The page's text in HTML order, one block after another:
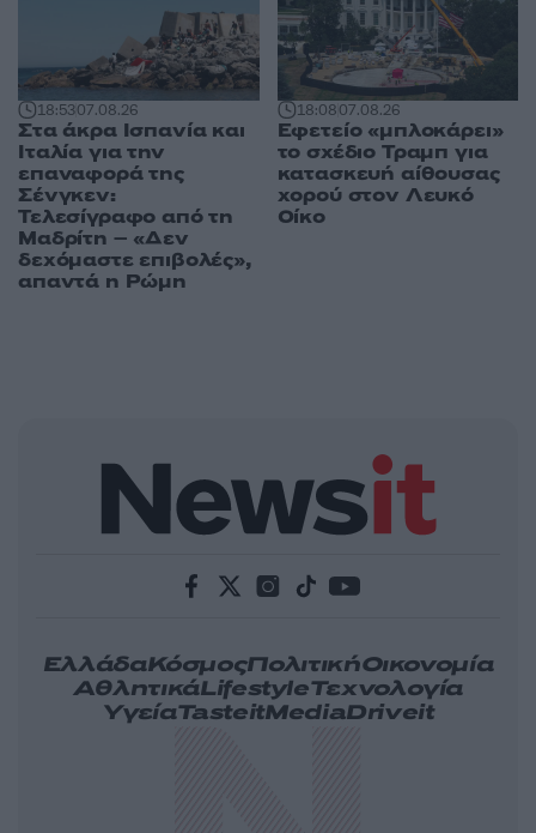
18:5307.08.26
Στα άκρα Ισπανία και
Ιταλία για την
επαναφορά της
Σένγκεν:
Τελεσίγραφο από τη
Μαδρίτη – «Δεν
δεχόμαστε επιβολές»,
απαντά η Ρώμη
18:0807.08.26
Εφετείο «μπλοκάρει»
το σχέδιο Τραμπ για
κατασκευή αίθουσας
χορού στον Λευκό
Οίκο
ΕλλάδαΚόσμοςΠολιτικήΟικονομία
ΑθλητικάLifestyleΤεχνολογία
ΥγείαTasteitMediaDriveit